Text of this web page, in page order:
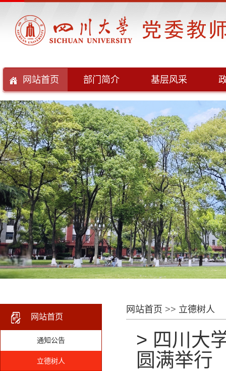
网站首页 部门简介 基层风采
网站首页
通知公告
立德树人
网站首页 >> 立德树人
> 四川大
圆满举行